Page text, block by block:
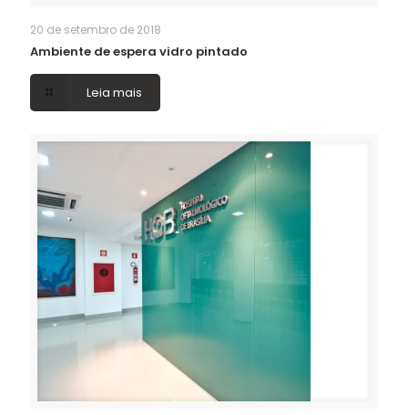
20 de setembro de 2018
Ambiente de espera vidro pintado
Leia mais